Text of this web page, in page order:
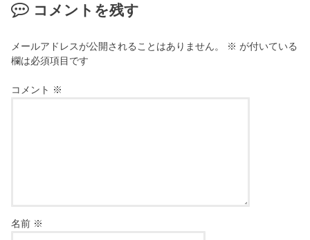
コメントを残す
メールアドレスが公開されることはありません。 ※ が付いている
欄は必須項目です
コメント ※
名前 ※